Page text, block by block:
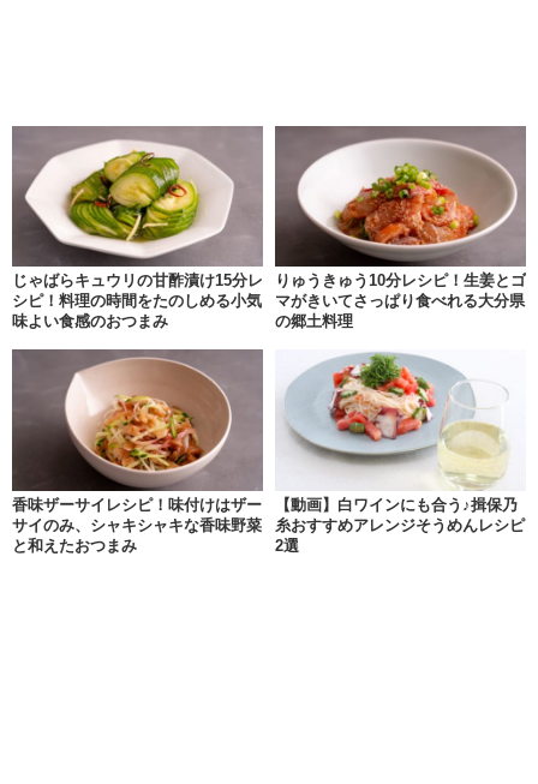
じゃばらキュウリの甘酢漬け15分レ
シピ！料理の時間をたのしめる小気
味よい食感のおつまみ
りゅうきゅう10分レシピ！生姜とゴ
マがきいてさっぱり食べれる大分県
の郷土料理
香味ザーサイレシピ！味付けはザー
サイのみ、シャキシャキな香味野菜
と和えたおつまみ
【動画】白ワインにも合う♪揖保乃
糸おすすめアレンジそうめんレシピ
2選